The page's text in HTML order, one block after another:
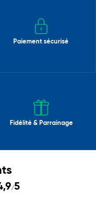
Paiement sécurisé
Fidélité & Parrainage
/5